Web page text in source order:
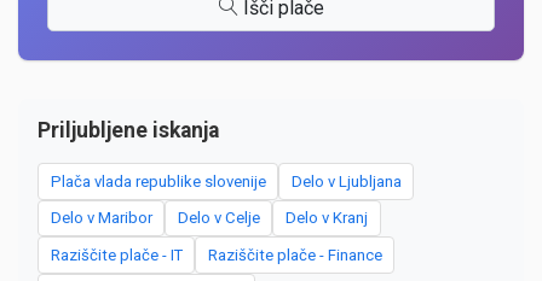
Išči plače
Priljubljene iskanja
Plača vlada republike slovenije Delo v Ljubljana
Delo v Maribor Delo v Celje Delo v Kranj
Raziščite plače - IT Raziščite plače - Finance